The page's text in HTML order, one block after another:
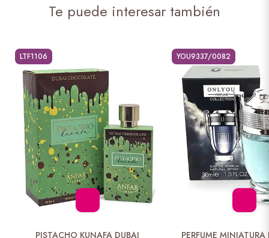
Te puede interesar también
LTF1106
PISTACHO KUNAFA DUBAI
YOU9337/0082
PERFUME